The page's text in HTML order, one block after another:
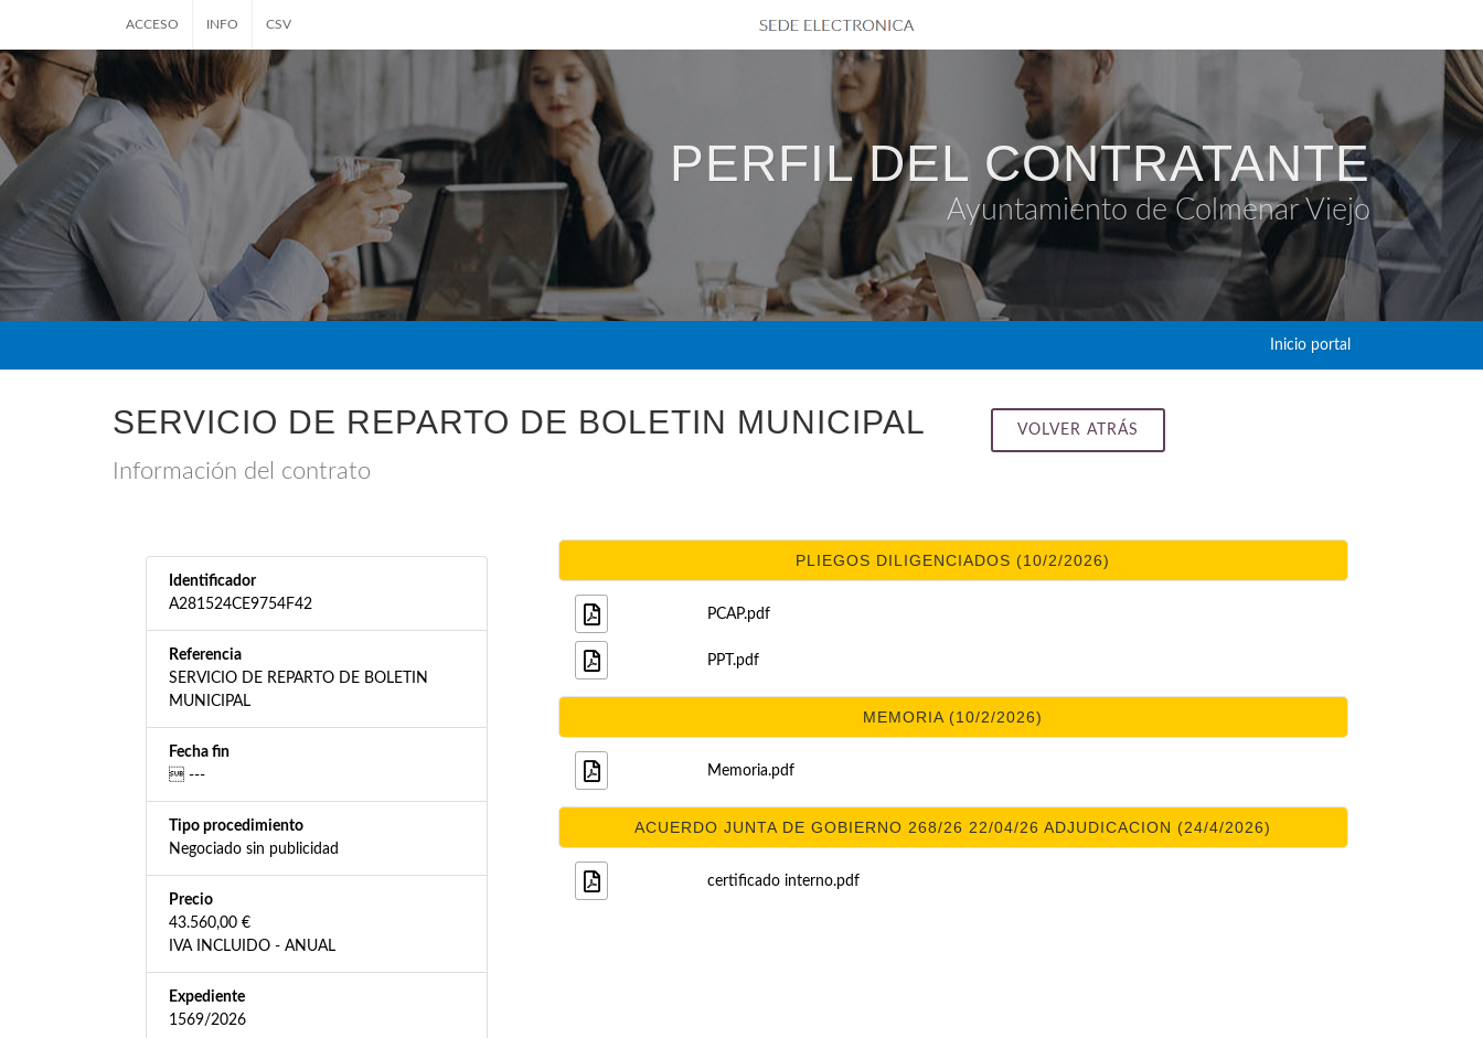
ACCESO INFO CSV
PERFIL DEL CONTRATANTE
Ayuntamiento de Colmenar Viejo
Inicio portal
SERVICIO DE REPARTO DE BOLETIN MUNICIPAL
Información del contrato
VOLVER ATRÁS
Identificador
A281524CE9754F42
Referencia
SERVICIO DE REPARTO DE BOLETIN
MUNICIPAL
Fecha fin
 ---
Tipo procedimiento
Negociado sin publicidad
Precio
43.560,00 €
IVA INCLUIDO - ANUAL
Expediente
1569/2026
PLIEGOS DILIGENCIADOS (10/2/2026)
PCAP.pdf
PPT.pdf
MEMORIA (10/2/2026)
Memoria.pdf
ACUERDO JUNTA DE GOBIERNO 268/26 22/04/26 ADJUDICACION (24/4/2026)
certificado interno.pdf